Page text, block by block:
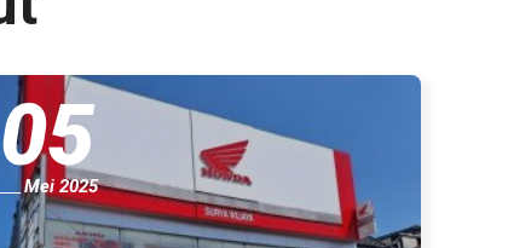
05
Mei 2025